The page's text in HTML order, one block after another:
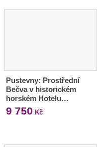
Pustevny: Prostřední
Bečva v historickém
horském Hotelu…
9 750 Kč